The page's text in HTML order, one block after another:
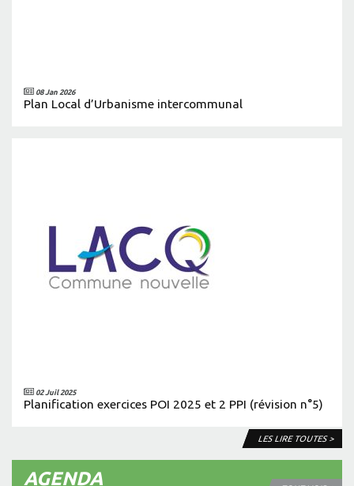
08 Jan 2026
Plan Local d’Urbanisme intercommunal
02 Juil 2025
Planification exercices POI 2025 et 2 PPI (révision n°5)
LES LIRE TOUTES >
AGENDA